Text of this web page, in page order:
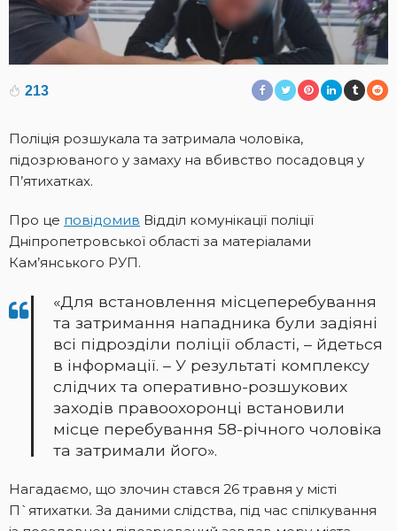
213
Поліція розшукала та затримала чоловіка,
підозрюваного у замаху на вбивство посадовця у
П’ятихатках.
Про це повідомив Відділ комунікації поліції
Дніпропетровської області за матеріалами
Кам’янського РУП.
«Для встановлення місцеперебування
та затримання нападника були задіяні
всі підрозділи поліції області, – йдеться
в інформації. – У результаті комплексу
слідчих та оперативно-розшукових
заходів правоохоронці встановили
місце перебування 58-річного чоловіка
та затримали його».
Нагадаємо, що злочин стався 26 травня у місті
П`ятихатки. За даними слідства, під час спілкування